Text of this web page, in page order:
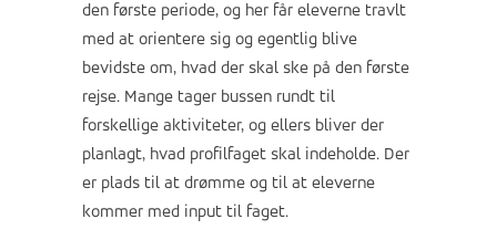
den første periode, og her får eleverne travlt
med at orientere sig og egentlig blive
bevidste om, hvad der skal ske på den første
rejse. Mange tager bussen rundt til
forskellige aktiviteter, og ellers bliver der
planlagt, hvad profilfaget skal indeholde. Der
er plads til at drømme og til at eleverne
kommer med input til faget.